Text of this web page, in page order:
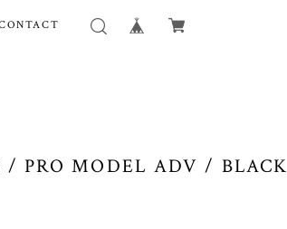
/ PRO MODEL ADV / BLACK